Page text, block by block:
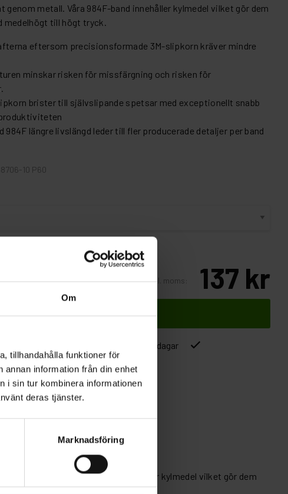
Om
tillhandahålla funktioner för
information från din enhet
i sin tur kombinera informationen
deras tjänster.
Marknadsföring
genom metall. Våra 984F-band innehåller kylmedel vilket gör dem
medelhögt till högt tryck.
eftersom precisionsformade 3M-slipkorn kräver mindre
minskar risken för missfärgning och risken för
brister till självslipande spetsar med exceptionellt snabb
984F längre livslängd leder till fler producerade detaljer per band
10 P60
Inkl. moms: 137 kr
Lägg i varukorgen
Leverans inom 1-5 dagar
metall. Våra 984F-band innehåller kylmedel vilket gör dem